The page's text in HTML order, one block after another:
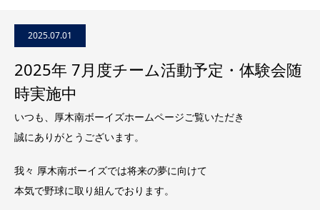
2025.07.01
2025年 7月度チーム活動予定・体験会随
時実施中
いつも、厚木南ボーイズホームページご覧いただき
誠にありがとうございます。
我々 厚木南ボーイズでは将来の夢に向けて
本気で野球に取り組んでおります。